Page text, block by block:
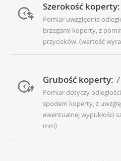
Szerokość koperty:
Pomiar uwzględnia
brzegami koperty, z
przycisków. (wartość
Grubość koperty: 7
Pomiar dotyczy
spodem koperty, z
ewentualnej wypukłości
mm)